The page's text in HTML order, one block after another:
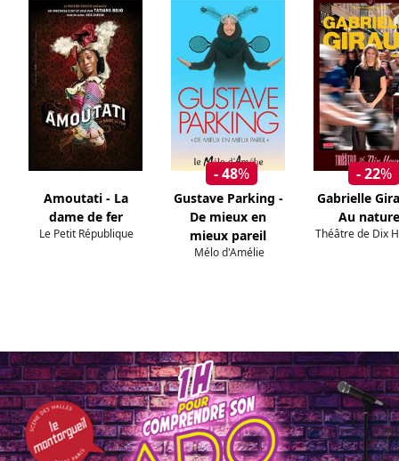
Amoutati - La
dame de fer
Le Petit République
- 48%
Gustave Parking -
De mieux en
mieux pareil
Mélo d'Amélie
- 22%
Gabrielle
Au
Théâtre de Dix